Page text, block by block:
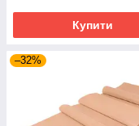
Купити
–32%